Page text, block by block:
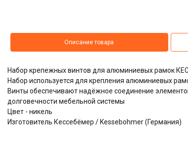
Описание товара
Набор крепежных винтов для алюминиевых рамок
Набор используется для крепления алюминиевых
Винты обеспечивают надёжное соединение
долговечности мебельной системы
Цвет - никель
Изготовитель Кессебёмер / Kessebohmer (Германия)